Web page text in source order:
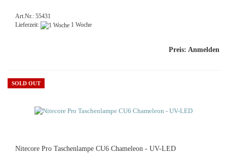
Art.Nr.: 55431
Lieferzeit:
1 Woche
Preis: Anmelden
SOLD OUT
Ni­te­co­re Pro Ta­schen­lam­pe CU6 Cha­me­le­on - UV-​LED